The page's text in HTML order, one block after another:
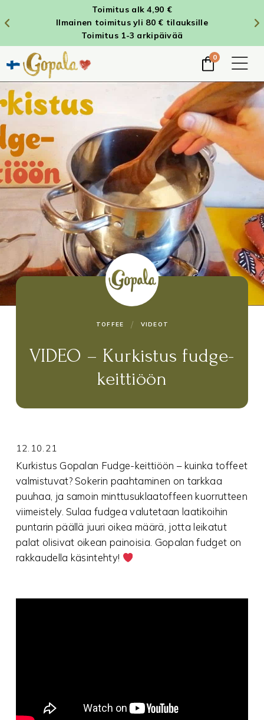
Toimitus alk 4,90 €
Ilmainen toimitus yli 80 € tilauksille
Toimitus 1-3 arkipäivää
0
TOFFEE / VIDEOT
VIDEO – Kurkistus fudge-
keittiöön
12.10.21
Kurkistus Gopalan Fudge-keittiöön – kuinka toffeet
valmistuvat? Sokerin paahtaminen on tarkkaa
puuhaa, ja samoin minttusuklaatoffeen kuorrutteen
viimeistely. Sulaa fudgea valutetaan laatikoihin
puntarin päällä juuri oikea määrä, jotta leikatut
palat olisivat oikean painoisia. Gopalan fudget on
rakkaudella käsintehty!